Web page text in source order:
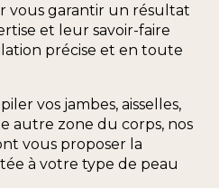
vous garantir un résultat
et leur savoir-faire
précise et en toute
vos jambes, aisselles,
autre zone du corps, nos
vous proposer la
à votre type de peau